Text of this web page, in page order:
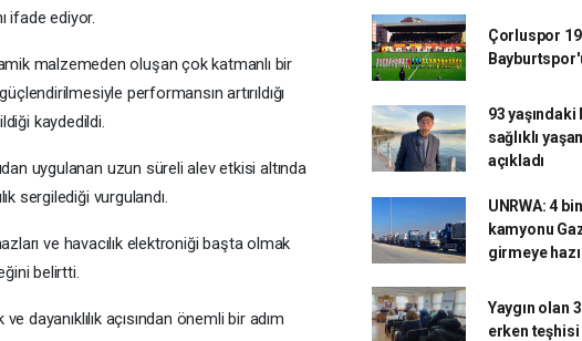
ifade ediyor.
malzemeden oluşan çok katmanlı bir
performansın artırıldığı
kaydedildi.
uygulanan uzun süreli alev etkisi altında
sergilediği vurgulandı.
ve havacılık elektroniği başta olmak
belirtti.
dayanıklılık açısından önemli bir adım
Çorluspor
93 yaşındaki
sağlıklı
açıkladı
UNRWA: 4
kamyonu
girmeye
Yaygın olan
erken teşhisi